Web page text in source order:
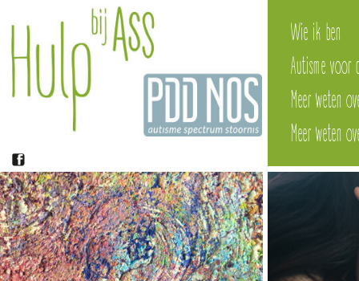
Wie ik ben
Autisme voor
Meer weten
Meer weten